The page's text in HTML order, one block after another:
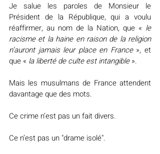
Je salue les paroles de Monsieur le
Président de la République, qui a voulu
réaffirmer, au nom de la Nation, que « le
racisme et la haine en raison de la religion
n’auront jamais leur place en France », et
que « la liberté de culte est intangible ».
Mais les musulmans de France attendent
davantage que des mots.
Ce crime n’est pas un fait divers.
Ce n’est pas un "drame isolé".